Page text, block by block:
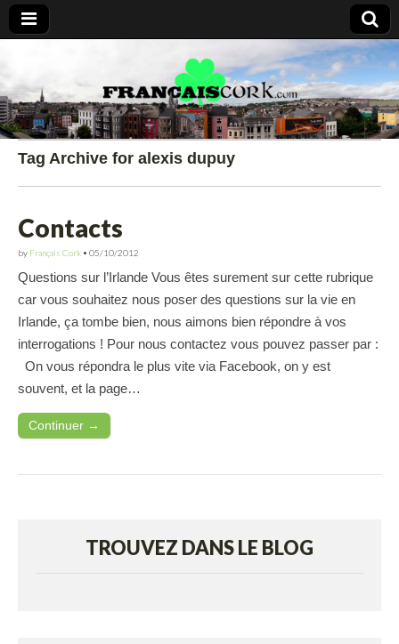
Francais Cork
Tag Archive for alexis dupuy
Contacts
by Français Cork • 05/10/2012
Questions sur l’Irlande Vous êtes surement sur cette rubrique
car vous souhaitez nous poser des questions sur la vie en
Irlande, ça tombe bien, nous aimons bien répondre à vos
interrogations ! Pour nous contactez vous pouvez passer par :
On vous répondra le plus vite via Facebook, on y est
souvent, et la page…
Continuer →
TROUVEZ DANS LE BLOG